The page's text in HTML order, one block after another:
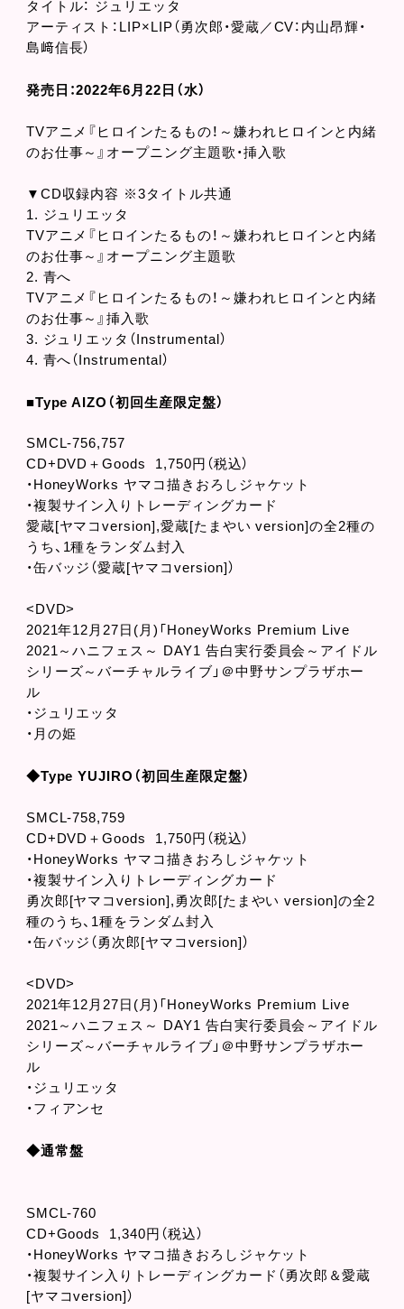
タイトル： ジュリエッタ
アーティスト：LIP×LIP（勇次郎・愛蔵／CV：内山昂輝・
島﨑信長）
発売日：2022年6月22日（水）
TVアニメ『ヒロインたるもの！～嫌われヒロインと内緒
のお仕事～』オープニング主題歌・挿入歌
▼CD収録内容 ※3タイトル共通
1. ジュリエッタ
TVアニメ『ヒロインたるもの！～嫌われヒロインと内緒
のお仕事～』オープニング主題歌
2. 青へ
TVアニメ『ヒロインたるもの！～嫌われヒロインと内緒
のお仕事～』挿入歌
3. ジュリエッタ（Instrumental）
4. 青へ（Instrumental）
■Type AIZO（初回生産限定盤）
SMCL-756,757
CD+DVD＋Goods 1,750円（税込）
・HoneyWorks ヤマコ描きおろしジャケット
・複製サイン入りトレーディングカード
愛蔵[ヤマコversion],愛蔵[たまやい version]の全2種の
うち、1種をランダム封入
・缶バッジ（愛蔵[ヤマコversion]）
<DVD>
2021年12月27日(月)「HoneyWorks Premium Live
2021～ハニフェス～ DAY1 告白実行委員会～アイドル
シリーズ～バーチャルライブ」＠中野サンプラザホー
ル
・ジュリエッタ
・月の姫
◆Type YUJIRO（初回生産限定盤）
SMCL-758,759
CD+DVD＋Goods 1,750円（税込）
・HoneyWorks ヤマコ描きおろしジャケット
・複製サイン入りトレーディングカード
勇次郎[ヤマコversion],勇次郎[たまやい version]の全2
種のうち、1種をランダム封入
・缶バッジ（勇次郎[ヤマコversion]）
<DVD>
2021年12月27日(月)「HoneyWorks Premium Live
2021～ハニフェス～ DAY1 告白実行委員会～アイドル
シリーズ～バーチャルライブ」＠中野サンプラザホー
ル
・ジュリエッタ
・フィアンセ
◆通常盤
SMCL-760
CD+Goods 1,340円（税込）
・HoneyWorks ヤマコ描きおろしジャケット
・複製サイン入りトレーディングカード（勇次郎＆愛蔵
[ヤマコversion]）